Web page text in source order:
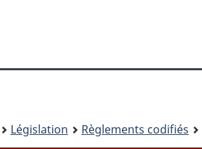
principal
À
site
version
Législation Règlements codifiés